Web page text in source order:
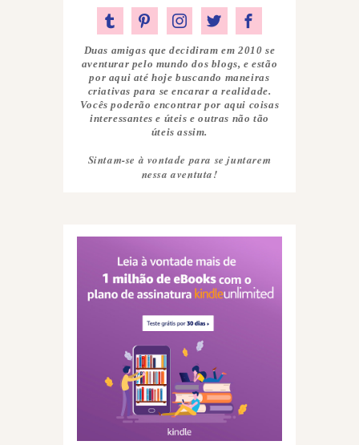
Duas amigas que decidiram em 2010 se
aventurar pelo mundo dos blogs, e estão
por aqui até hoje buscando maneiras
criativas para se encarar a realidade.
Vocês poderão encontrar por aqui coisas
interessantes e úteis e outras não tão
úteis assim.
Sintam-se à vontade para se juntarem
nessa aventuta!